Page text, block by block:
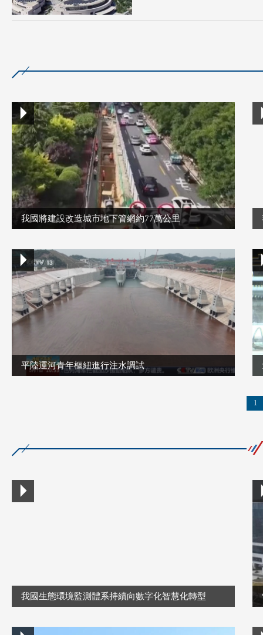
我國將建設改造城市地下管網約77萬公里
平陸運河青年樞紐進行注水調試
1
我國生態環境監測體系持續向數字化智慧化轉型